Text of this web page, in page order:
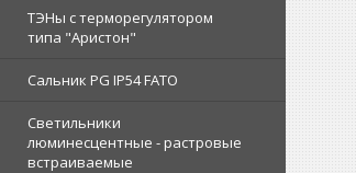
ТЭНы с терморегулятором
типа "Аристон"
Сальник PG IP54 FATO
Светильники
люминесцентные - растровые
встраиваемые